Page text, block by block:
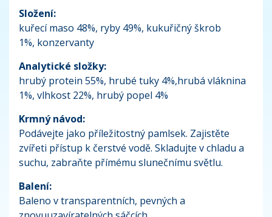
Složení:
kuřecí maso 48%, ryby 49%, kukuřičný škrob
1%, konzervanty
Analytické složky:
hrubý protein 55%, hrubé tuky 4%,hrubá vláknina
1%, vlhkost 22%, hrubý popel 4%
Krmný návod:
Podávejte jako příležitostný pamlsek. Zajistěte
zvířeti přístup k čerstvé vodě. Skladujte v chladu a
suchu, zabraňte přímému slunečnímu světlu.
Balení:
Baleno v transparentních, pevných a